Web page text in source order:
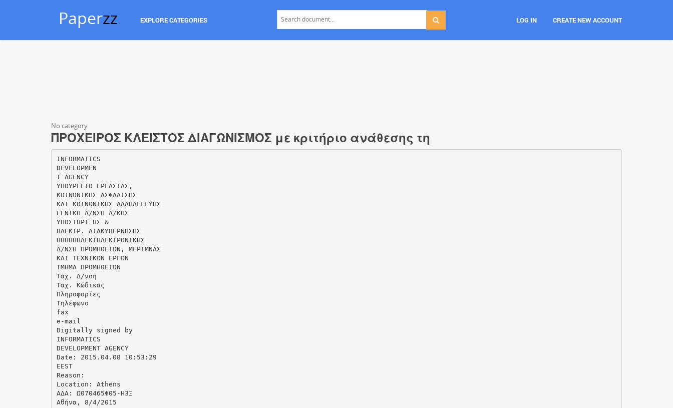
Paperzz EXPLORE CATEGORIES LOG IN CREATE NEW ACCOUNT
No category
ΠΡΟΧΕΙΡΟΣ ΚΛΕΙΣΤΟΣ ΔΙΑΓΩΝΙΣΜΟΣ με κριτήριο ανάθεσης τη
INFORMATICS
DEVELOPMEN
T AGENCY
ΥΠΟΥΡΓΕΙΟ ΕΡΓΑΣΙΑΣ,
ΚΟΙΝΩΝΙΚΗΣ ΑΣΦΑΛΙΣΗΣ
ΚΑΙ ΚΟΙΝΩΝΙΚΗΣ ΑΛΛΗΛΕΓΓΥΗΣ
ΓΕΝΙΚΗ Δ/ΝΣΗ Δ/ΚΗΣ
ΥΠΟΣΤΗΡΙΞΗΣ &
ΗΛΕΚΤΡ. ΔΙΑΚΥΒΕΡΝΗΣΗΣ
ΗΗΗΗΗΗΛΕΚΤΗΛΕΚΤΡΟΝΙΚΗΣ
Δ/ΝΣΗ ΠΡΟΜΗΘΕΙΩΝ, ΜΕΡΙΜΝΑΣ
ΚΑΙ ΤΕΧΝΙΚΩΝ ΕΡΓΩΝ
ΤΜΗΜΑ ΠΡΟΜΗΘΕΙΩΝ
Ταχ. Δ/νση
Ταχ. Κώδικας
Πληροφορίες
Τηλέφωνο
fax
e-mail
Digitally signed by
INFORMATICS
DEVELOPMENT AGENCY
Date: 2015.04.08 10:53:29
EEST
Reason:
Location: Athens
ΑΔΑ: Ω07Θ465ΦΘ5-Η3Ξ
Αθήνα, 8/4/2015